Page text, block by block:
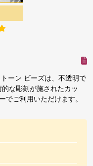
ーン ビーズは、不透明で
な彫刻が施されたカッ
でご利用いただけます。